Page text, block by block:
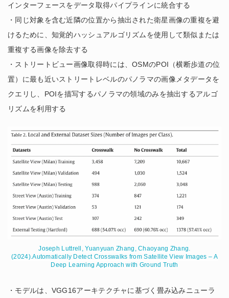
インターフェースをデータ取得パイプラインに統合する
・同じ対象を含む近隣の位置から抽出された衛星画像の重複を避
けるために、知覚的ハッシュアルゴリズムを使用して類似または
重複する画像を除去する
・ストリートビュー画像取得時には、OSMのPOI（横断歩道の位
置）に最も近いストリートレベルのパノラマの画像メタデータを
クエリし、POIを描写するパノラマの領域のみを抽出するアルゴ
リズムを利用する
Joseph Luttrell, Yuanyuan Zhang, Chaoyang Zhang.
(2024).Automatically Detect Crosswalks from Satellite View Images – A
Deep Learning Approach with Ground Truth
・モデルは、VGG16アーキテクチャに基づく畳み込みニューラ